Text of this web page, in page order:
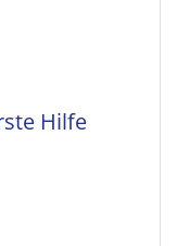
Hilfe